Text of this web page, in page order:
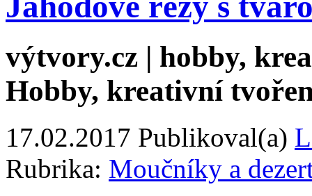
výtvory.cz | hobby,
Hobby, kreativní
17.02.2017 Publikoval(a)
Rubrika: Moučníky a